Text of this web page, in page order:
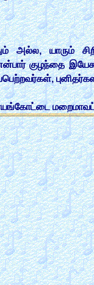
அல்ல, யாரும்
குழந்தை